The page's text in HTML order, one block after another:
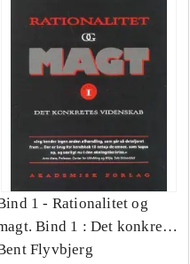
1 - Rationalitet og
Bind 1 : Det konkretes
Flyvbjerg